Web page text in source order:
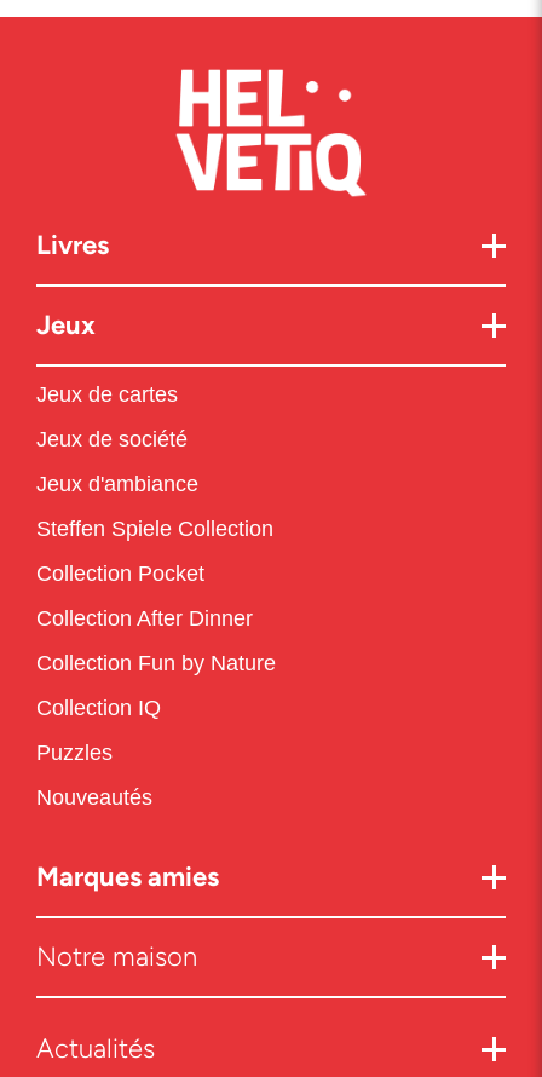
Livres
Jeux
Jeux de cartes
Jeux de société
Jeux d'ambiance
Steffen Spiele Collection
Collection Pocket
Collection After Dinner
Collection Fun by Nature
Collection IQ
Puzzles
Nouveautés
Marques amies
Notre maison
Actualités